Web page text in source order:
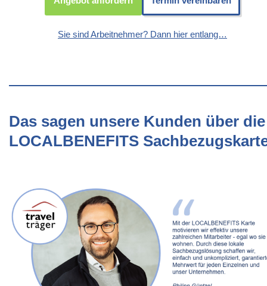
Sie sind Arbeitnehmer? Dann hier entlang…
Das sagen unsere Kunden über die
LOCALBENEFITS